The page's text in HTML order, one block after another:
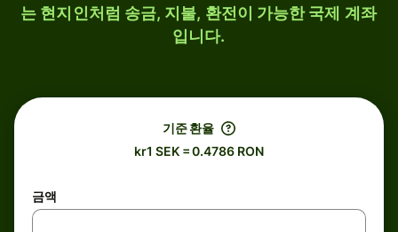
는 현지인처럼 송금, 지불, 환전이 가능한 국제 계좌
입니다.
기준 환율
kr1 SEK = 0.4786 RON
금액